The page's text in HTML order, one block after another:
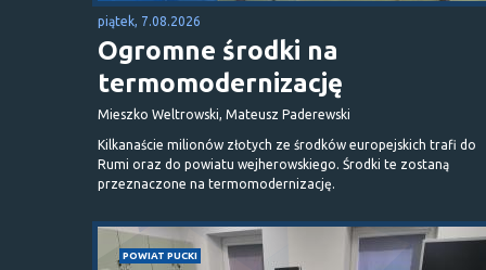
piątek, 7.08.2026
Ogromne środki na
termomodernizację
Mieszko Weltrowski, Mateusz Paderewski
Kilkanaście milionów złotych ze środków europejskich trafi do
Rumi oraz do powiatu wejherowskiego. Środki te zostaną
przeznaczone na termomodernizację.
POWIAT PUCKI